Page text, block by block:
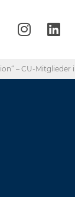
– CU-Mitglieder